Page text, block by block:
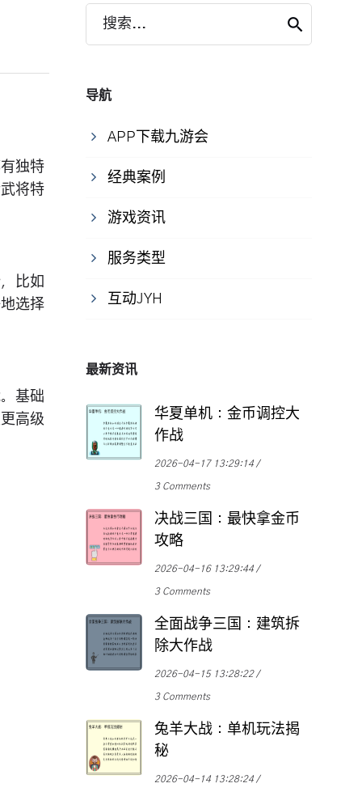
独特
将特
比如
选择
基础
高级
搜索...
导航
APP下载九游会
经典案例
游戏资讯
服务类型
互动JYH
最新资讯
华夏单机：金币调控大
作战
2026-04-17 13:29:14
3 Comments
决战三国：最快拿金币
攻略
2026-04-16 13:29:44
3 Comments
全面战争三国：建筑拆
除大作战
2026-04-15 13:28:22
3 Comments
兔羊大战：单机玩法揭
秘
2026-04-14 13:28:24